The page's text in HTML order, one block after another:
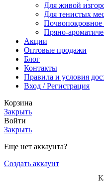
Для живой
Для тенистых
Почвопокровное
Пряно-
Акции
Оптовые продажи
Блог
Контакты
Правила и условия
Вход / Регистрация
Корзина
Закрыть
Войти
Закрыть
Еще нет аккаунта?
Создать аккаунт